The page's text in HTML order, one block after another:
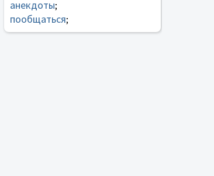
анекдоты;
пообщаться;